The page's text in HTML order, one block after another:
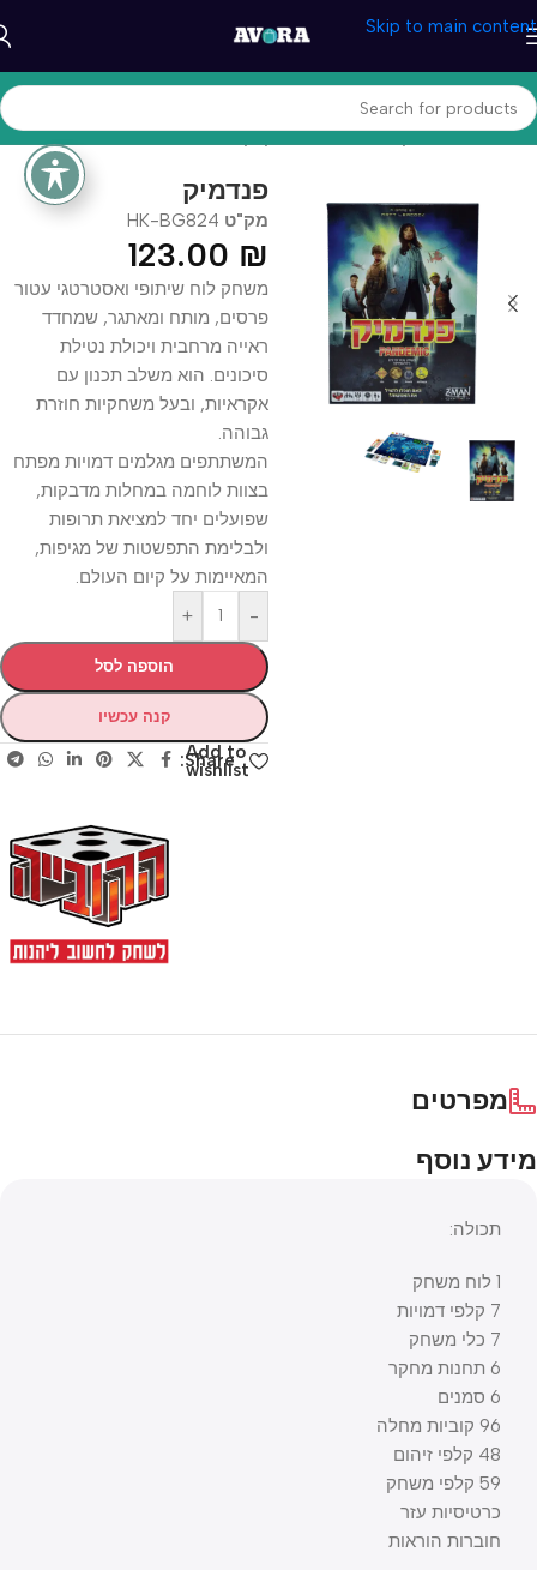
Skip to main content
עמוד הבית/משחקים וצעצעים/משחקי קופסא
פנדמיק
מק"ט HK-BG824
123.00 ₪
משחק לוח שיתופי ואסטרטגי עטור
פרסים, מותח ומאתגר, שמחדד
ראייה מרחבית ויכולת נטילת
סיכונים. הוא משלב תכנון עם
אקראיות, ובעל משחקיות חוזרת
גבוהה.
המשתתפים מגלמים דמויות מפתח
בצוות לוחמה במחלות מדבקות,
שפועלים יחד למציאת תרופות
ולבלימת התפשטות של מגיפות,
המאיימות על קיום העולם.
-
+
הוספה לסל
קנה עכשיו
Add to
wishlist
Share:
מפרטים
מידע נוסף
תכולה:
1 לוח משחק
7 קלפי דמויות
7 כלי משחק
6 תחנות מחקר
6 סמנים
96 קוביות מחלה
48 קלפי זיהום
59 קלפי משחק
כרטיסיות עזר
חוברות הוראות